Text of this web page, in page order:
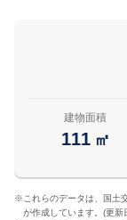
建物面積
111 ㎡
※ これらのデータは、国土
が作成しています。(更